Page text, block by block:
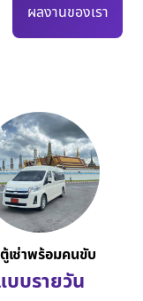
ผลงานของเรา
เช่าพร้อมคนขับ
บบรายวัน